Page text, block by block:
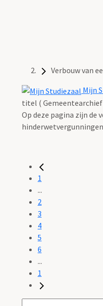
Verbouw van
Mijn
titel ( Gemeentearchief
Op deze pagina zijn de
1
...
2
3
4
5
6
...
1